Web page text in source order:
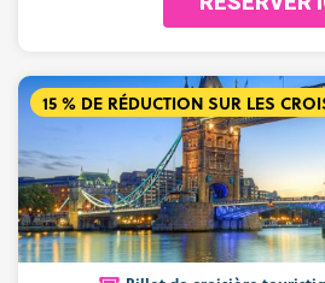
15 % DE RÉDUCTION SUR LES